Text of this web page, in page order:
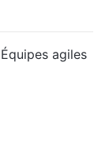
Équipes agiles